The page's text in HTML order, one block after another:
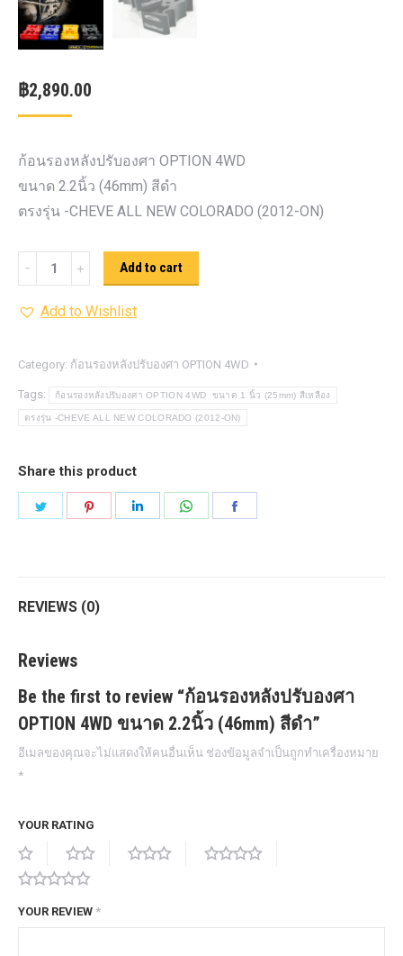
฿2,890.00
ก้อนรองหลังปรับองศา OPTION 4WD
ขนาด 2.2นิ้ว (46mm) สีดำ
ตรงรุ่น -CHEVE ALL NEW COLORADO (2012-ON)
รอง
หลัง
องศา
OPTION
4WD ขนาด
(46mm)
สีดำ
quantity
Add to cart
Add to Wishlist
Category: ก้อนรองหลังปรับองศา OPTION 4WD
Tags: ก้อนรองหลังปรับองศา OPTION 4WD ขนาด 1 นิ้ว (25mm) สีเหลือง
ตรงรุ่น -CHEVE ALL NEW COLORADO (2012-ON)
Share this product
REVIEWS (0)
Reviews
Be the first to review “ก้อนรองหลังปรับองศา
OPTION 4WD ขนาด 2.2นิ้ว (46mm) สีดำ”
อีเมลของคุณจะไม่แสดงให้คนอื่นเห็น ช่องข้อมูลจำเป็นถูกทำเครื่องหมาย
*
YOUR RATING
YOUR REVIEW *